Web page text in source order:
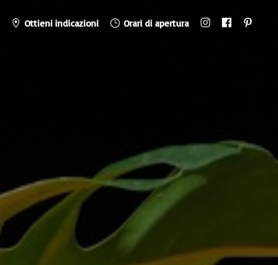
Ottieni indicazioni Orari di apertura